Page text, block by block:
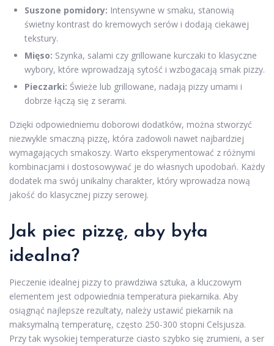
Suszone pomidory: Intensywne w smaku, stanowią
świetny kontrast do kremowych serów i dodają ciekawej
tekstury.
Mięso: Szynka, salami czy grillowane kurczaki to klasyczne
wybory, które wprowadzają sytość i wzbogacają smak pizzy.
Pieczarki: Świeże lub grillowane, nadają pizzy umami i
dobrze łączą się z serami.
Dzięki odpowiedniemu doborowi dodatków, można stworzyć
niezwykle smaczną pizzę, która zadowoli nawet najbardziej
wymagających smakoszy. Warto eksperymentować z różnymi
kombinacjami i dostosowywać je do własnych upodobań. Każdy
dodatek ma swój unikalny charakter, który wprowadza nową
jakość do klasycznej pizzy serowej.
Jak piec pizzę, aby była
idealna?
Pieczenie idealnej pizzy to prawdziwa sztuka, a kluczowym
elementem jest odpowiednia temperatura piekarnika. Aby
osiągnąć najlepsze rezultaty, należy ustawić piekarnik na
maksymalną temperaturę, często 250-300 stopni Celsjusza.
Przy tak wysokiej temperaturze ciasto szybko się zrumieni, a ser